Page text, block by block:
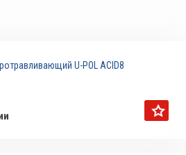
U-POL ACID8